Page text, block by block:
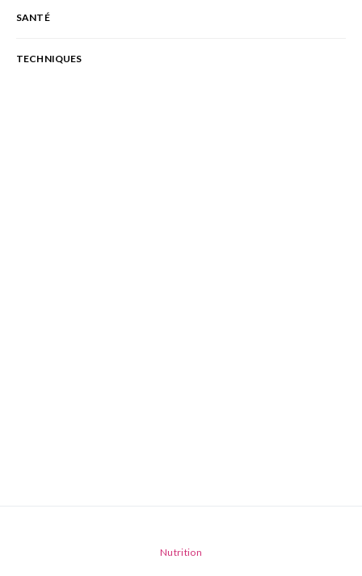
SANTÉ
TECHNIQUES
Nutrition